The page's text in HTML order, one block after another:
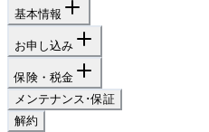
基本情報
お申し込み
保険・税金
メンテナンス･保証
解約